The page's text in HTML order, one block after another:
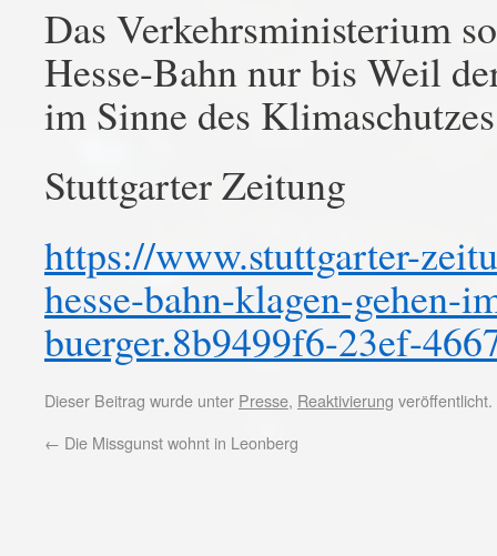
Das Verkehrsministerium
Hesse-Bahn nur bis Weil
im Sinne des
Stuttgarter Zeitung
https://www.stuttgarter-
hesse-bahn-klagen-gehen-
buerger.8b9499f6-23ef-
Dieser Beitrag wurde unter Presse, Reaktivierung
← Die Missgunst wohnt in Leonberg